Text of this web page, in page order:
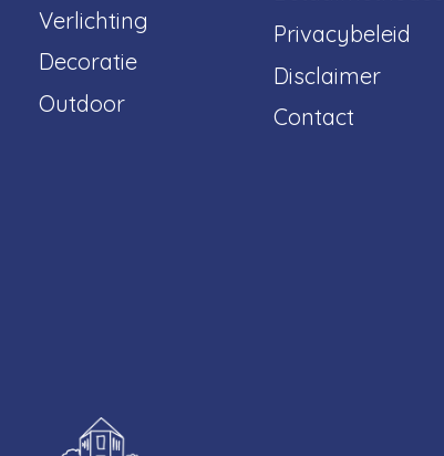
Verlichting
Decoratie
Outdoor
Privacybeleid
Disclaimer
Contact